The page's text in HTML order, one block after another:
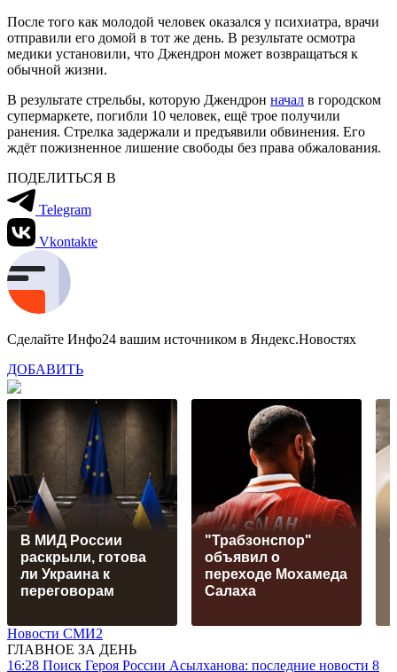
После того как молодой человек оказался у психиатра, врачи
отправили его домой в тот же день. В результате осмотра
медики установили, что Джендрон может возвращаться к
обычной жизни.
В результате стрельбы, которую Джендрон начал в городском
супермаркете, погибли 10 человек, ещё трое получили
ранения. Стрелка задержали и предъявили обвинения. Его
ждёт пожизненное лишение свободы без права обжалования.
ПОДЕЛИТЬСЯ В
Telegram
Vkontakte
Сделайте Инфо24 вашим источником в Яндекс.Новостях
ДОБАВИТЬ
В МИД России
раскрыли, готова
ли Украина к
переговорам
"Трабзонспор"
объявил о
переходе Мохамеда
Салаха
Новости СМИ2
ГЛАВНОЕ ЗА ДЕНЬ
16:28 Поиск Героя России Асылханова: последние новости 8